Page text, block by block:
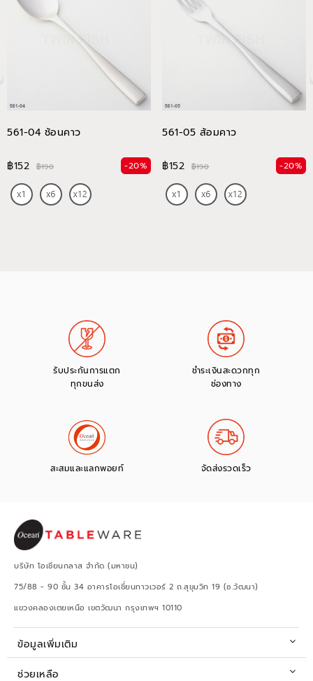
561-04 ช้อนคาว
฿152 ฿190 -20%
561-05 ส้อมคาว
฿152 ฿190 -20%
รับประกันการแตก
ทุกขนส่ง
ชำระเงินสะดวกทุก
ช่องทาง
สะสมและแลกพอยท์ จัดส่งรวดเร็ว
บริษัท โอเชียนกลาส จำกัด (มหาชน)
75/88 - 90 ชั้น 34 อาคารโอเชี่ยนทาวเวอร์ 2 ถ.สุขุมวิท 19 (ซ.วัฒนา)
แขวงคลองเตยเหนือ เขตวัฒนา กรุงเทพฯ 10110
ข้อมูลเพิ่มเติม
ช่วยเหลือ